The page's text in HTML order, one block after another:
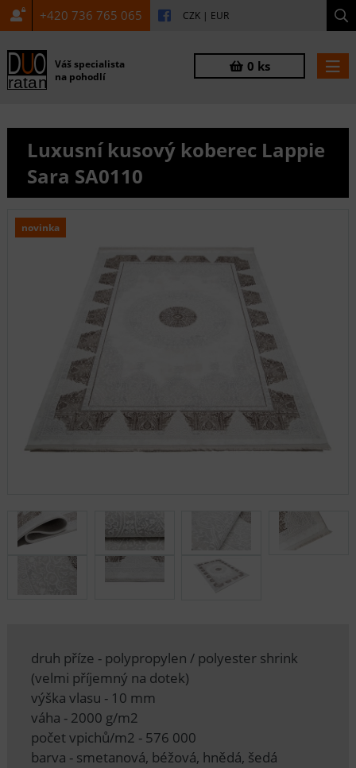
+420 736 765 065 CZK | EUR
Váš specialista
na pohodlí
0 ks
Luxusní kusový koberec Lappie
Sara SA0110
novinka
druh příze - polypropylen / polyester shrink
(velmi příjemný na dotek)
výška vlasu - 10 mm
váha - 2000 g/m2
počet vpichů/m2 - 576 000
barva - smetanová, béžová, hnědá, šedá